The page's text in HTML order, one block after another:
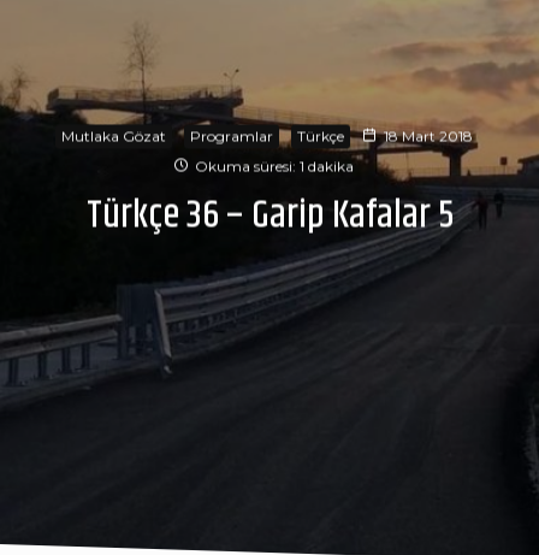
Mutlaka Gözat Programlar Türkçe
18 Mart 2018
Okuma süresi: 1 dakika
Türkçe 36 – Garip Kafalar 5